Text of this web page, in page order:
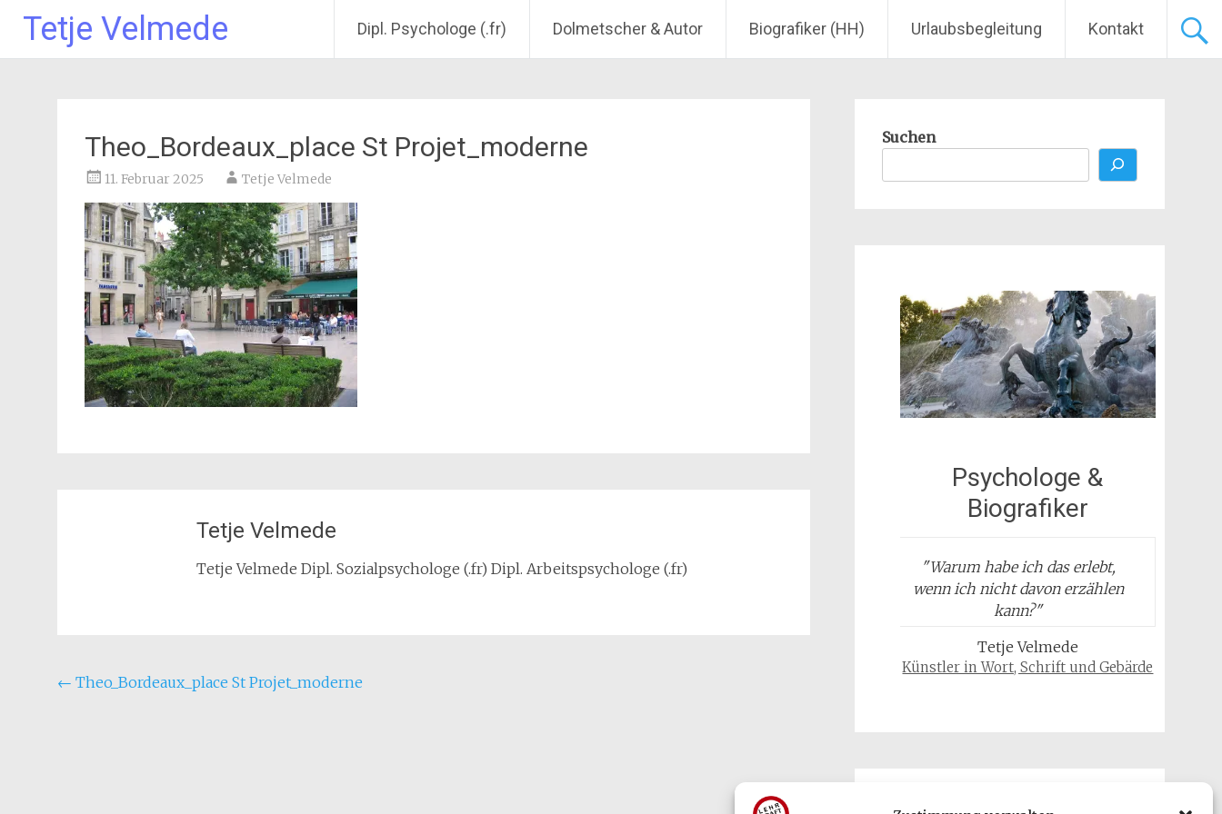
Tetje Velmede Dipl. Psychologe (.fr) Dolmetscher & Autor Biografiker (HH) Urlaubsbegleitung Kontakt
Theo_Bordeaux_place St Projet_moderne
11. Februar 2025 Tetje Velmede
Tetje Velmede
Tetje Velmede Dipl. Sozialpsychologe (.fr) Dipl. Arbeitspsychologe (.fr)
Beitragsnavigation
← Theo_Bordeaux_place St Projet_moderne
Suchen
Psychologe &
Biografiker
"Warum habe ich das erlebt,
wenn ich nicht davon erzählen
kann?"
Tetje Velmede
Künstler in Wort, Schrift und Gebärde